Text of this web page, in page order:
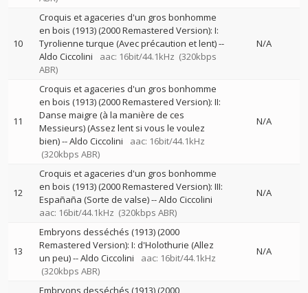
10
Croquis et agaceries d'un gros bonhomme
en bois (1913) (2000 Remastered Version): I:
Tyrolienne turque (Avec précaution et lent)--
Aldo Ciccolini
aac: 16bit/44.1kHz (320kbps
ABR)
N/A
11
Croquis et agaceries d'un gros bonhomme
en bois (1913) (2000 Remastered Version): II:
Danse maigre (à la manière de ces
Messieurs) (Assez lent si vous le voulez
bien)--Aldo Ciccolini
aac: 16bit/44.1kHz
(320kbps ABR)
N/A
12
Croquis et agaceries d'un gros bonhomme
en bois (1913) (2000 Remastered Version): III:
Españaña (Sorte de valse)--Aldo Ciccolini
aac: 16bit/44.1kHz (320kbps ABR)
N/A
13
Embryons desséchés (1913) (2000
Remastered Version): I: d'Holothurie (Allez
un peu)--Aldo Ciccolini
aac: 16bit/44.1kHz
(320kbps ABR)
N/A
Embryons desséchés (1913) (2000